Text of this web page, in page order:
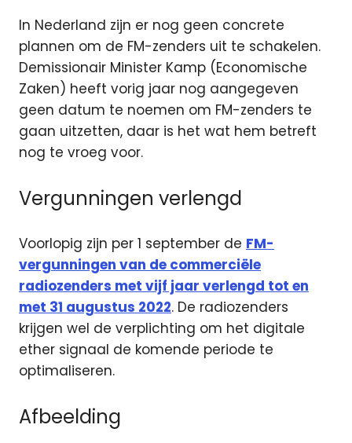
In Nederland zijn er nog geen concrete
plannen om de FM-zenders uit te schakelen.
Demissionair Minister Kamp (Economische
Zaken) heeft vorig jaar nog aangegeven
geen datum te noemen om FM-zenders te
gaan uitzetten, daar is het wat hem betreft
nog te vroeg voor.
Vergunningen verlengd
Voorlopig zijn per 1 september de FM-
vergunningen van de commerciële
radiozenders met vijf jaar verlengd tot en
met 31 augustus 2022. De radiozenders
krijgen wel de verplichting om het digitale
ether signaal de komende periode te
optimaliseren.
Afbeelding